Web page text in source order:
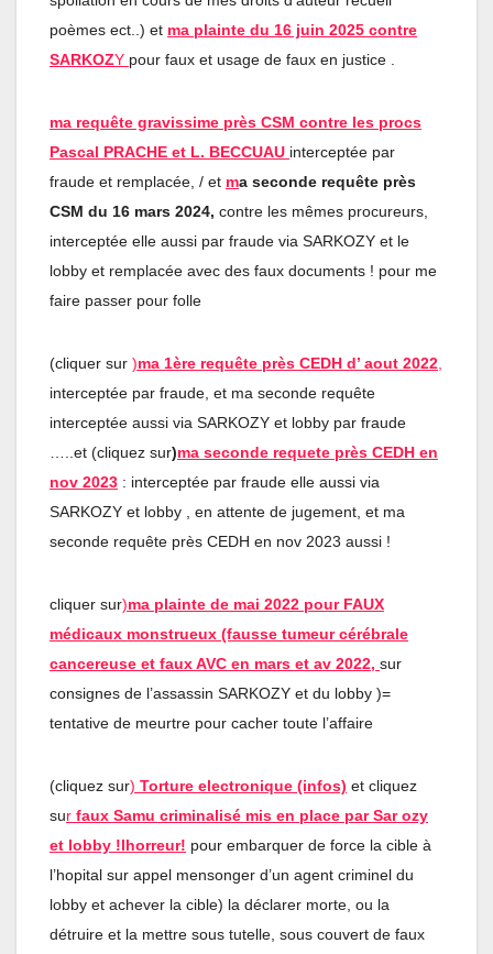
poèmes ect..) et ma plainte du 16 juin 2025 contre
SARKOZY pour faux et usage de faux en justice .
ma requête gravissime près CSM contre les procs
Pascal PRACHE et L. BECCUAU interceptée par
fraude et remplacée, / et ma seconde requête près
CSM du 16 mars 2024, contre les mêmes procureurs,
interceptée elle aussi par fraude via SARKOZY et le
lobby et remplacée avec des faux documents ! pour me
faire passer pour folle
(cliquer sur )ma 1ère requête près CEDH d’ aout 2022
interceptée par fraude, et ma seconde requête
interceptée aussi via SARKOZY et lobby par fraude
…..et (cliquez sur)ma seconde requete près CEDH en
nov 2023 : interceptée par fraude elle aussi via
SARKOZY et lobby , en attente de jugement, et ma
seconde requête près CEDH en nov 2023 aussi !
cliquer sur)ma plainte de mai 2022 pour FAUX
médicaux monstrueux (fausse tumeur cérébrale
cancereuse et faux AVC en mars et av 2022, sur
consignes de l’assassin SARKOZY et du lobby )=
tentative de meurtre pour cacher toute l’affaire
(cliquez sur) Torture electronique (infos) et cliquez
sur faux Samu criminalisé mis en place par Sar ozy
et lobby !lhorreur! pour embarquer de force la cible à
l’hopital sur appel mensonger d’un agent criminel du
lobby et achever la cible) la déclarer morte, ou la
détruire et la mettre sous tutelle, sous couvert de faux